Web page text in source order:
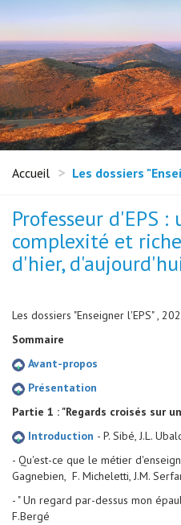
Accueil Les dossiers
Professeur d'EPS
complexité et
d'hier,
Les dossiers "Enseigner l'EPS" ,
Sommaire
Avant-propos
Présentation
Partie 1 : "Regards croisés sur
Introduction - P. Sibé, J.L.
- Qu'est-ce que le métier
Gagnebien, F. Micheletti, J.M.
- " Un regard par-dessus mon
F.Bergé